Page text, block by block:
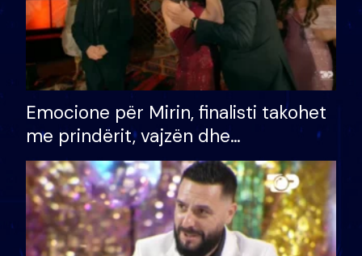
Emocione për Mirin, finalisti takohet
me prindërit, vajzën dhe
bashkëshorten: S’kemi ndonjë letër
divorci apo jo?